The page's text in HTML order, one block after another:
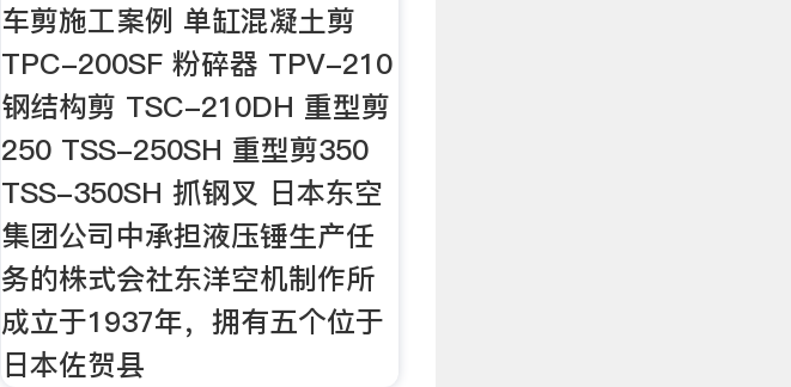
车剪施工案例 单缸混凝土剪
TPC-200SF 粉碎器 TPV-210
钢结构剪 TSC-210DH 重型剪
250 TSS-250SH 重型剪350
TSS-350SH 抓钢叉 日本东空
集团公司中承担液压锤生产任
务的株式会社东洋空机制作所
成立于1937年，拥有五个位于
日本佐贺县